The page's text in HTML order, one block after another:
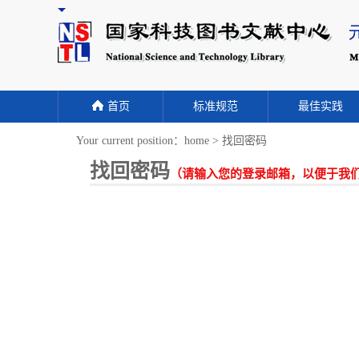
首页 标准规范 最佳实践
Your current position： home > 找回密码
找回密码 （请输入您的登录邮箱，以便于